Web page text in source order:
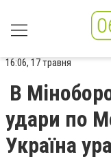
16:06, 17 травня
В
удари по
Україна